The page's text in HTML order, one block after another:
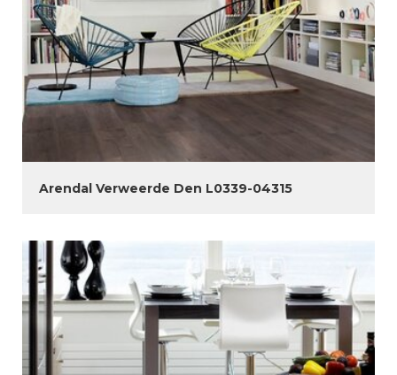
Arendal Verweerde Den L0339-04315